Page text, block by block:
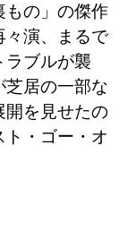
もの」の傑作
々演、まるで
ラブルが襲
芝居の一部な
開を見せたの
・ゴー・オ